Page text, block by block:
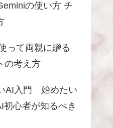
の使い方 チ
って両親に贈る
の考え方
AI入門 始めたい
心者が知るべき